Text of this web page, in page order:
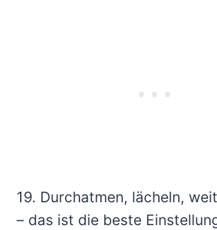
19. Durchatmen, lächeln,
– das ist die beste